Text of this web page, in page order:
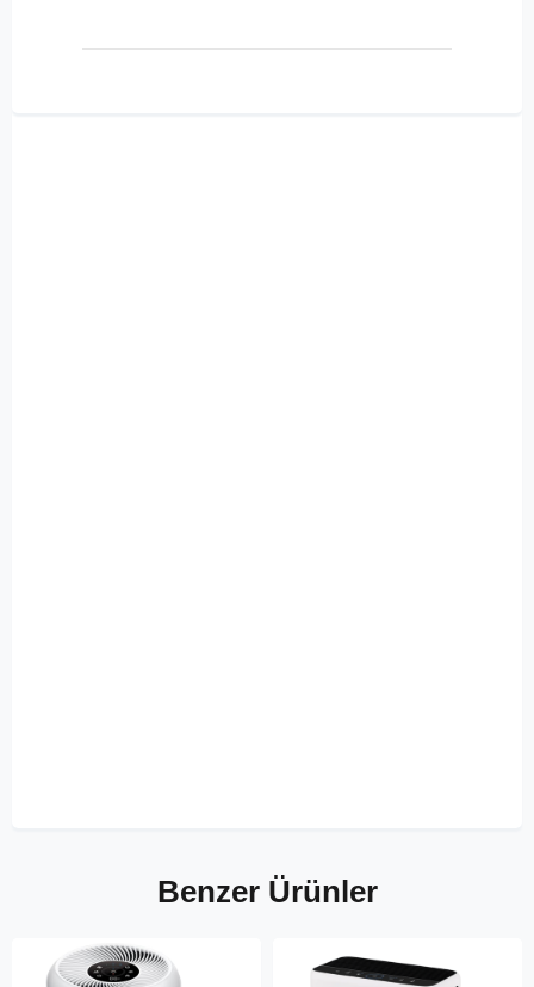
Benzer Ürünler